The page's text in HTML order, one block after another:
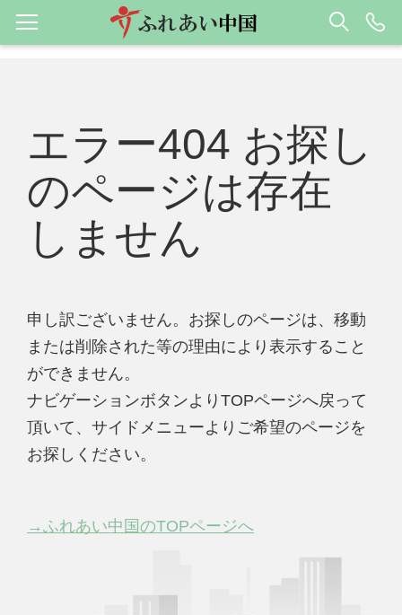
エラー404 お探し
のページは存在
しません
申し訳ございません。お探しのページは、移動
または削除された等の理由により表示すること
ができません。
ナビゲーションボタンよりTOPページへ戻って
頂いて、サイドメニューよりご希望のページを
お探しください。
→ふれあい中国のTOPページへ